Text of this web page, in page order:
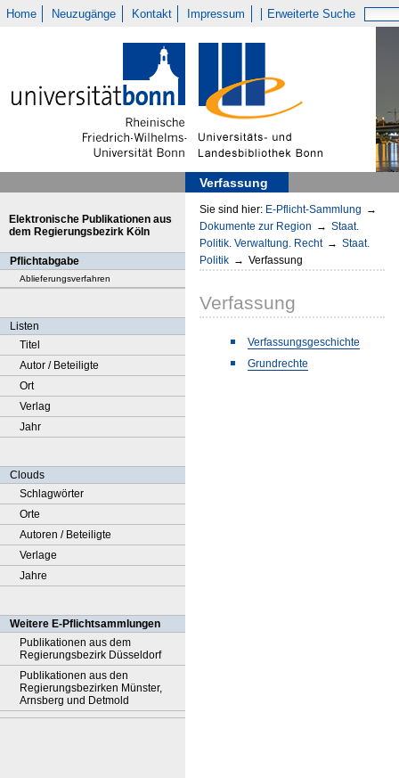
Home Neuzugänge Kontakt Impressum Erweiterte Suche
Verfassung
Elektronische Publikationen aus
dem Regierungsbezirk Köln
Pflichtabgabe
Ablieferungsverfahren
Listen
Titel
Autor / Beteiligte
Ort
Verlag
Jahr
Clouds
Schlagwörter
Orte
Autoren / Beteiligte
Verlage
Jahre
Weitere E-Pflichtsammlungen
Publikationen aus dem
Regierungsbezirk Düsseldorf
Publikationen aus den
Regierungsbezirken Münster,
Arnsberg und Detmold
Sie sind hier: E-Pflicht-Sammlung →
Dokumente zur Region → Staat.
Politik. Verwaltung. Recht → Staat.
Politik → Verfassung
Verfassung
Verfassungsgeschichte
Grundrechte